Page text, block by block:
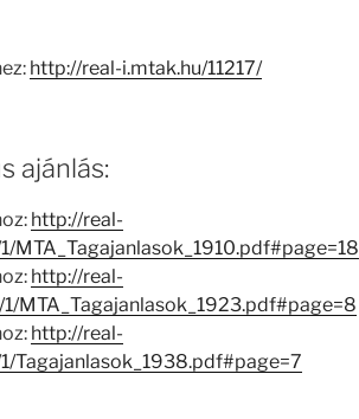
http://real-i.mtak.hu/11217/
ajánlás:
http://real-
MTA_Tagajanlasok_1910.pdf#page=18
http://real-
MTA_Tagajanlasok_1923.pdf#page=8
http://real-
Tagajanlasok_1938.pdf#page=7